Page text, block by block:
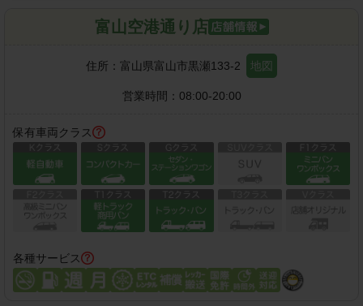
富山空港通り店
住所： 富山県富山市黒瀬133-2 地図
営業時間： 08:00-20:00
保有車両クラス
各種サービス